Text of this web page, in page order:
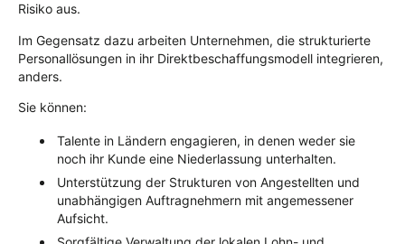
Risiko aus.
Im Gegensatz dazu arbeiten Unternehmen, die strukturierte
Personallösungen in ihr Direktbeschaffungsmodell integrieren,
anders.
Sie können:
Talente in Ländern engagieren, in denen weder sie
noch ihr Kunde eine Niederlassung unterhalten.
Unterstützung der Strukturen von Angestellten und
unabhängigen Auftragnehmern mit angemessener
Aufsicht.